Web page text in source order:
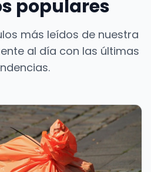
populares
más leídos de nuestra
al día con las últimas